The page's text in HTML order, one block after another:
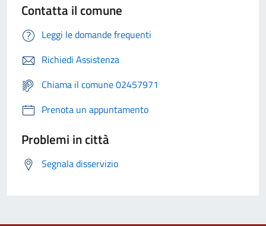
Contatta il comune
Leggi le domande frequenti
Richiedi Assistenza
Chiama il comune 02457971
Prenota un appuntamento
Problemi in città
Segnala disservizio